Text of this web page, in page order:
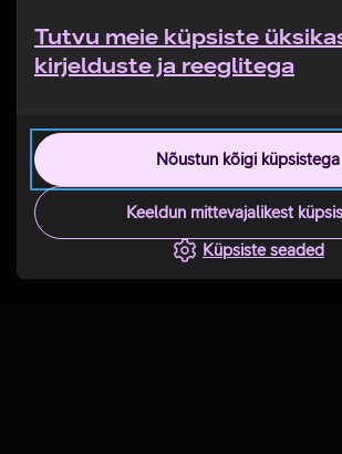
Tutvu meie küpsiste
kirjelduste ja reeglitega
Nõustun kõigi küpsistega
Keeldun mittevajalikest
Küpsiste seaded